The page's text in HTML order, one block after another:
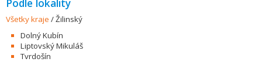
Podle lokality
Všetky kraje /Žilinský
Dolný Kubín
Liptovský Mikuláš
Tvrdošín